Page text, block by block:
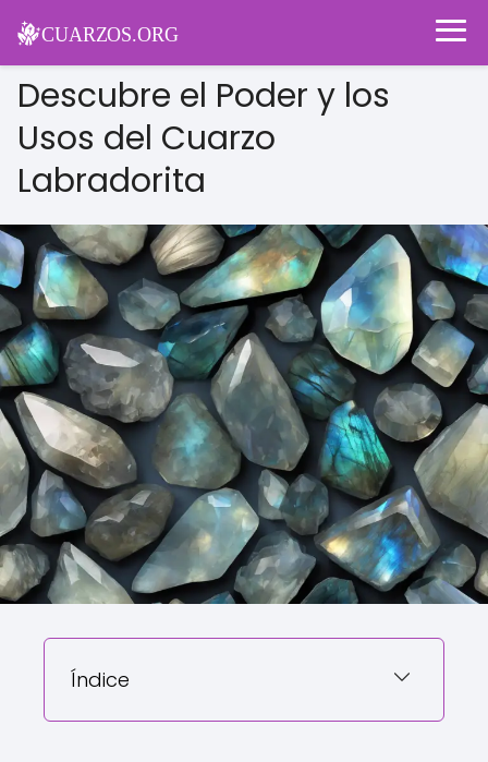
Descubre el Poder y los
Usos del Cuarzo
Labradorita
Índice